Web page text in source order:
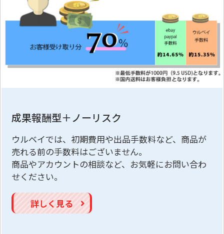
成果報酬型＋ノーリスク
ウルベイでは、初期費用や出品手数料など、商品が
売れる前の手数料はございません。
商品やアカウントの相談など、お気軽にお問い合わ
せください。
詳しく見る